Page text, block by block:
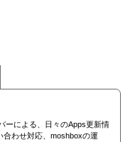
ーによる、日々のApps更新情
わせ対応、moshboxの運